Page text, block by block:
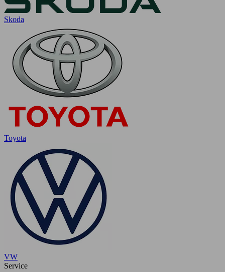
Skoda
Toyota
VW
Service